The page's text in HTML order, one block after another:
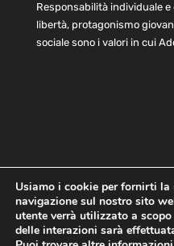
Responsabilità individuale
libertà, protagonismo
sociale sono i valori in cui
Home Statuto e
Privacy
Cookie
Usiamo i cookie per fornirti la
navigazione sul nostro sito
utente verrà utilizzato a
delle interazioni sarà